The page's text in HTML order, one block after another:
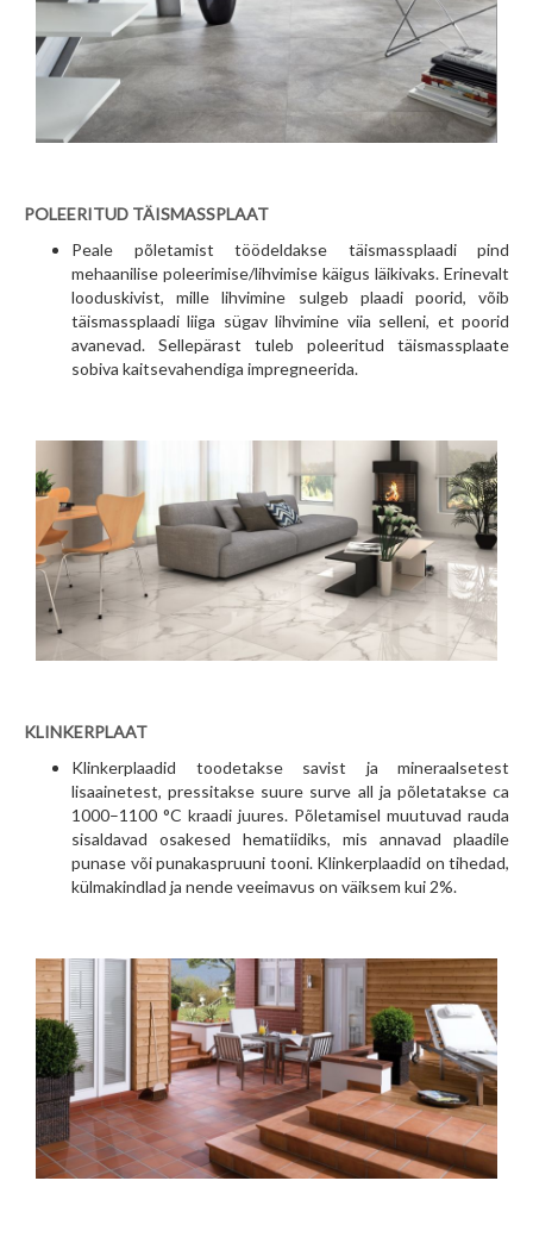
POLEERITUD TÄISMASSPLAAT
Peale põletamist töödeldakse täismassplaadi pind
mehaanilise poleerimise/lihvimise käigus läikivaks. Erinevalt
looduskivist, mille lihvimine sulgeb plaadi poorid, võib
täismassplaadi liiga sügav lihvimine viia selleni, et poorid
avanevad. Sellepärast tuleb poleeritud täismassplaate
sobiva kaitsevahendiga impregneerida.
KLINKERPLAAT
Klinkerplaadid toodetakse savist ja mineraalsetest
lisaainetest, pressitakse suure surve all ja põletatakse ca
1000–1100 °C kraadi juures. Põletamisel muutuvad rauda
sisaldavad osakesed hematiidiks, mis annavad plaadile
punase või punakaspruuni tooni. Klinkerplaadid on tihedad,
külmakindlad ja nende veeimavus on väiksem kui 2%.